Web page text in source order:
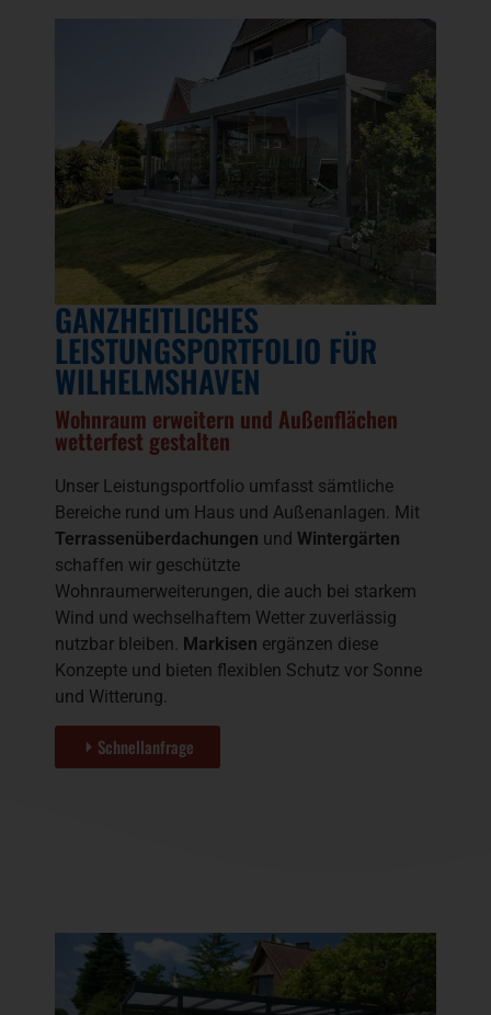
GANZHEITLICHES
LEISTUNGSPORTFOLIO FÜR
WILHELMSHAVEN
Wohnraum erweitern und Außenflächen
wetterfest gestalten
Unser Leistungsportfolio umfasst sämtliche
Bereiche rund um Haus und Außenanlagen. Mit
Terrassenüberdachungen und Wintergärten
schaffen wir geschützte
Wohnraumerweiterungen, die auch bei starkem
Wind und wechselhaftem Wetter zuverlässig
nutzbar bleiben. Markisen ergänzen diese
Konzepte und bieten flexiblen Schutz vor Sonne
und Witterung.
Schnellanfrage